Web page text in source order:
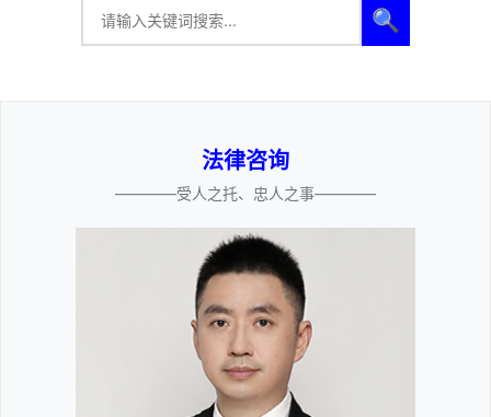
🔍
法律咨询
————受人之托、忠人之事————